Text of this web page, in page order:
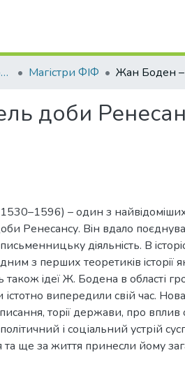
Факультет історії та філософії Магістри ФІФ
доби
– один з
Ренесансу. Вiн вдало
дiяльнiсть. В
з перших теоретикiв iсторiї
також iдеї Ж. Бодена в області
істотно випередили свій час.
торiї держави, про
і соціальний устрій
та ще за життя принесли йому